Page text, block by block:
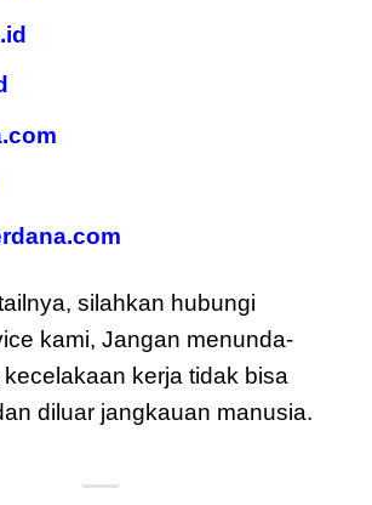
silahkan hubungi
kami, Jangan menunda-
kerja tidak bisa
diluar jangkauan manusia.